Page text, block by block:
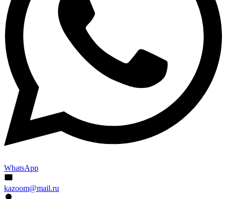
WhatsApp
kazoom@mail.ru